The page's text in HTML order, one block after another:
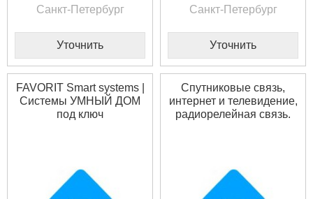
Санкт-Петербург
Уточнить
Санкт-Петербург
Уточнить
FAVORIT Smart systems |
Системы УМНЫЙ ДОМ
под ключ
Спутниковые связь,
интернет и телевидение,
радиорелейная связь.